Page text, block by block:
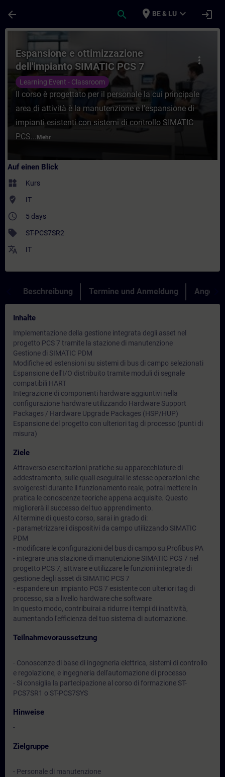
arrow_back search place BE & LU expand_more login
Kurs - Espansione e ottimizzazione
more_vert
Espansione e ottimizzazione
dell'impianto SIMATIC PCS 7
Learning Event - Classroom
Il corso è progettato per il personale la cui principale
area di attività è la manutenzione e l'espansione di
impianti esistenti con sistemi di controllo SIMATIC
PCS... Mehr
Auf einen Blick
widgets Kurs
where_to_vote IT
access_time 5 days
sell ST-PCS7SR2
translate IT
Beschreibung Termine und Anmeldung Angebot
Inhalte
Implementazione della gestione integrata degli asset nel
progetto PCS 7 tramite la stazione di manutenzione
Gestione di SIMATIC PDM
Modifiche ed estensioni su sistemi di bus di campo selezionati
Espansione dell'I/O distribuito tramite moduli di segnale
compatibili HART
Integrazione di componenti hardware aggiuntivi nella
configurazione hardware utilizzando Hardware Support
Packages / Hardware Upgrade Packages (HSP/HUP)
Espansione del progetto con ulteriori tag di processo (punti di
misura)
Ziele
Attraverso esercitazioni pratiche su apparecchiature di
addestramento, sulle quali eseguirai le stesse operazioni che
svolgeresti durante il funzionamento reale, potrai mettere in
pratica le conoscenze teoriche appena acquisite. Questo
migliorerà il successo del tuo apprendimento.
Al termine di questo corso, sarai in grado di:
- parametrizzare i dispositivi da campo utilizzando SIMATIC
PDM
- modificare le configurazioni del bus di campo su Profibus PA
- integrare una stazione di manutenzione SIMATIC PCS 7 nel
progetto PCS 7, attivare e utilizzare le funzioni integrate di
gestione degli asset di SIMATIC PCS 7
- espandere un impianto PCS 7 esistente con ulteriori tag di
processo, sia a livello hardware che software
In questo modo, contribuirai a ridurre i tempi di inattività,
aumentando l'efficienza del tuo sistema di automazione.
Teilnahmevoraussetzung
- Conoscenze di base di ingegneria elettrica, sistemi di controllo
e regolazione, e ingegneria dell'automazione di processo
- Si consiglia la partecipazione al corso di formazione ST-
PCS7SR1 o ST-PCS7SYS
Hinweise
-
Zielgruppe
- Personale di manutenzione